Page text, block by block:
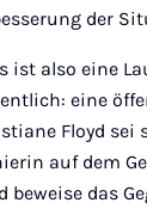
der
ist also eine
eine
Floyd sei
auf dem
beweise das